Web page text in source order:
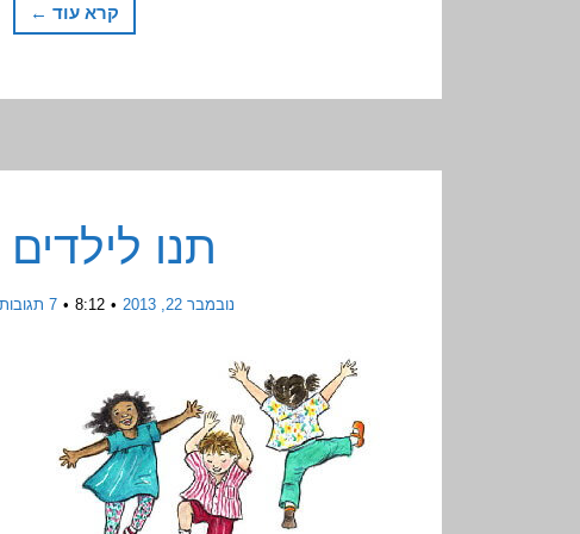
קרא עוד ←
תנו לילדים
נובמבר 22, 2013 8:12 7 תגובות